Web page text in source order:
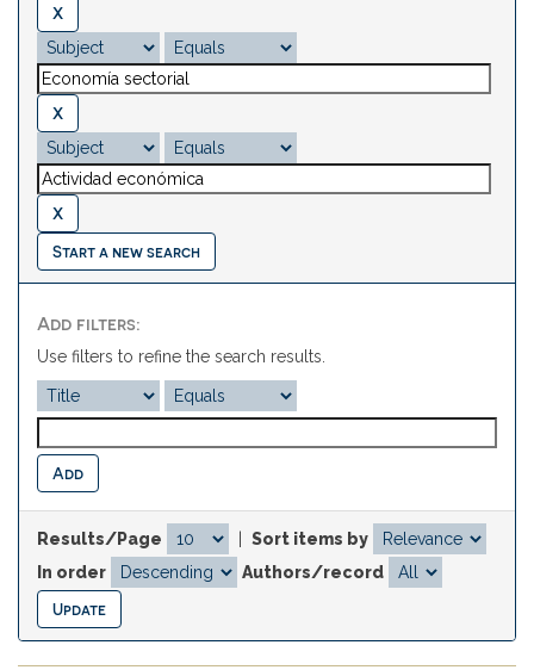
Start a new search
Add filters:
Use filters to refine the search results.
Results/Page
Sort items by
In order
Authors/record